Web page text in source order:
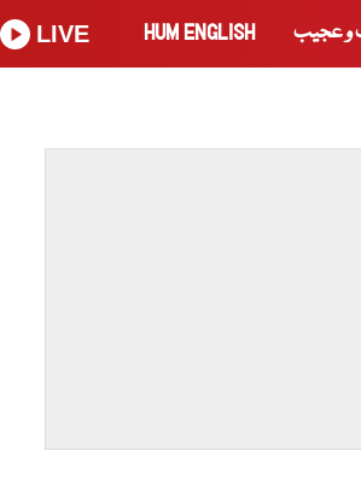
و عجیب HUM ENGLISH
LIVE